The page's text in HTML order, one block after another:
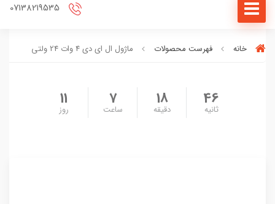
خانه فهرست محصولات ماژول ال ای دی 4 وات 24 ولتی
11
روز
7
ساعت
18
دقیقه
46
ثانیه